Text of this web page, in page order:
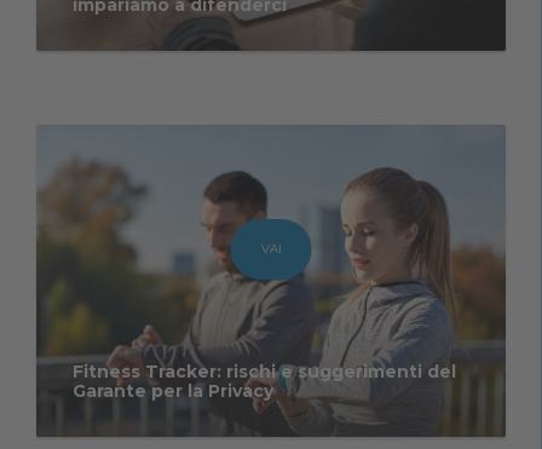
impariamo a difenderci
Fitness Tracker: rischi e suggerimenti del
Garante per la Privacy
VAI